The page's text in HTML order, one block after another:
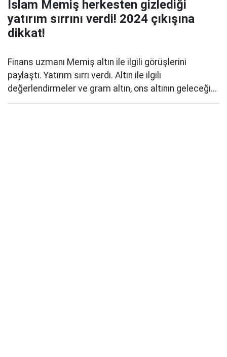
İslam Memiş herkesten gizlediği
yatırım sırrını verdi! 2024 çıkışına
dikkat!
Finans uzmanı Memiş altın ile ilgili görüşlerini
paylaştı. Yatırım sırrı verdi. Altın ile ilgili
değerlendirmeler ve gram altın, ons altının geleceği...